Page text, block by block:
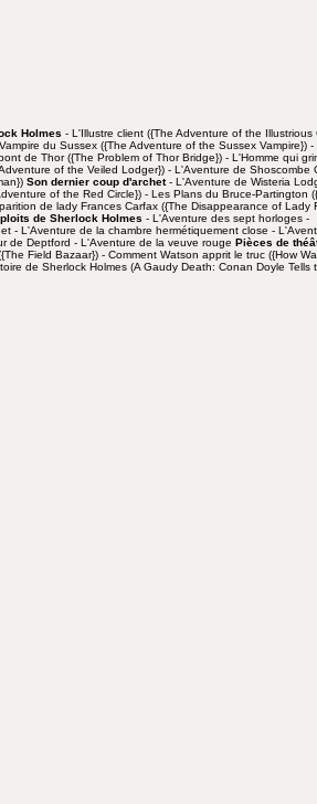
Holmes - L'Illustre client ({The Adventure of the Illustrious
du Sussex ({The Adventure of the Sussex Vampire}) -
de Thor ({The Problem of Thor Bridge}) - L'Homme qui
of the Veiled Lodger}) - L'Aventure de Shoscombe
Son dernier coup d'archet- L'Aventure de Wisteria
of the Red Circle}) - Les Plans du Bruce-Partington
de lady Frances Carfax ({The Disappearance of Lady
de Sherlock Holmes - L'Aventure des sept horloges -
- L'Aventure de la chambre hermétiquement close -
de Deptford - L'Aventure de la veuve rouge Pièces de
Field Bazaar}) - Comment Watson apprit le truc ({How
de Sherlock Holmes (A Gaudy Death: Conan Doyle Tells